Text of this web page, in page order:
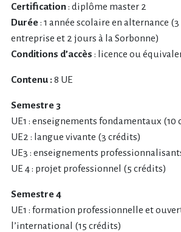
Certification: diplôme master 2
Durée: 1 année scolaire en alternance
entreprise et 2 jours à la Sorbonne)
Conditions d’accès : licence ou
Contenu :8 UE
Semestre 3
UE1 : enseignements fondamentaux (10
UE2 : langue vivante (3 crédits)
UE3 : enseignements
UE 4 : projet professionnel (5 crédits)
Semestre 4
UE1 : formation professionnelle et
l’international (15 crédits)